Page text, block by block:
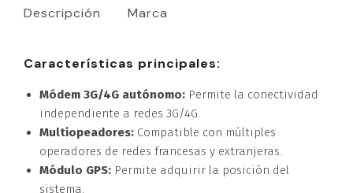
Descripción Marca
Características principales:
Módem 3G/4G autónomo: Permite la conectividad
independiente a redes 3G/4G.
Multiopeadores: Compatible con múltiples
operadores de redes francesas y extranjeras.
Módulo GPS: Permite adquirir la posición del
sistema.